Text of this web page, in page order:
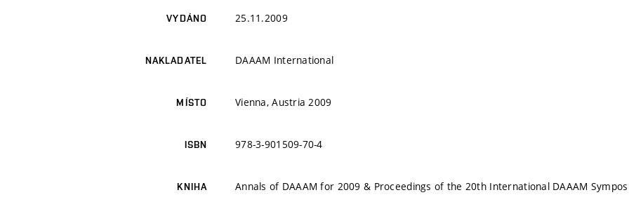
VYDÁNO 25.11.2009
NAKLADATEL DAAAM International
MÍSTO Vienna, Austria 2009
ISBN 978-3-901509-70-4
KNIHA Annals of DAAAM for 2009 & Proceedings of the 20th International DAAAM